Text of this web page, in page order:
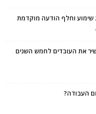
שימוע וחלף הודעה מוקדמת
את העובדים לחמש השנים
העבודה?